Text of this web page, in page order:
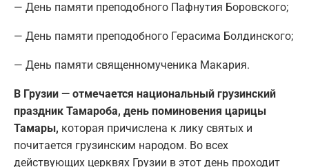
— День памяти преподобного Пафнутия Боровского;
— День памяти преподобного Герасима Болдинского;
— День памяти священномученика Макария.
В Грузии — отмечается национальный грузинский
праздник Тамароба, день поминовения царицы
Тамары, которая причислена к лику святых и
почитается грузинским народом. Во всех
действующих церквях Грузии в этот день проходит